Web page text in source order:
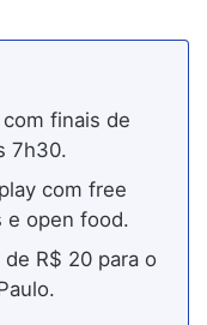
finais de
7h30.
com free
e open food.
R$ 20 para o